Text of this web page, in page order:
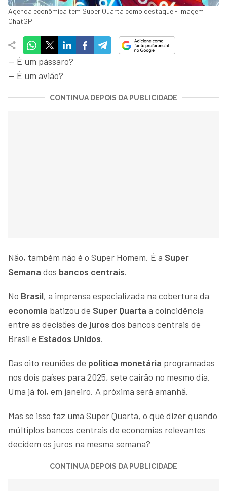
Agenda econômica tem Super Quarta como destaque - Imagem:
ChatGPT
— É um pássaro?
— É um avião?
CONTINUA DEPOIS DA PUBLICIDADE
Não, também não é o Super Homem. É a Super
Semana dos bancos centrais.
No Brasil, a imprensa especializada na cobertura da
economia batizou de Super Quarta a coincidência
entre as decisões de juros dos bancos centrais de
Brasil e Estados Unidos.
Das oito reuniões de política monetária programadas
nos dois países para 2025, sete cairão no mesmo dia.
Uma já foi, em janeiro. A próxima será amanhã.
Mas se isso faz uma Super Quarta, o que dizer quando
múltiplos bancos centrais de economias relevantes
decidem os juros na mesma semana?
CONTINUA DEPOIS DA PUBLICIDADE